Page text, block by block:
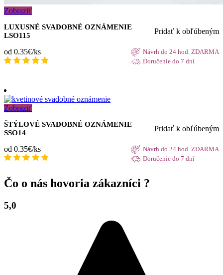
Zobraziť
LUXUSNÉ SVADOBNÉ OZNÁMENIE
LSO115
Pridať k obľúbeným
od 0.35€/ks
Návrh do 24 hod. ZDARMA
Doručenie do 7 dní
Zobraziť
ŠTÝLOVÉ SVADOBNÉ OZNÁMENIE
SSO14
Pridať k obľúbeným
od 0.35€/ks
Návrh do 24 hod. ZDARMA
Doručenie do 7 dní
Čo o nás hovoria zákazníci ?
5,0